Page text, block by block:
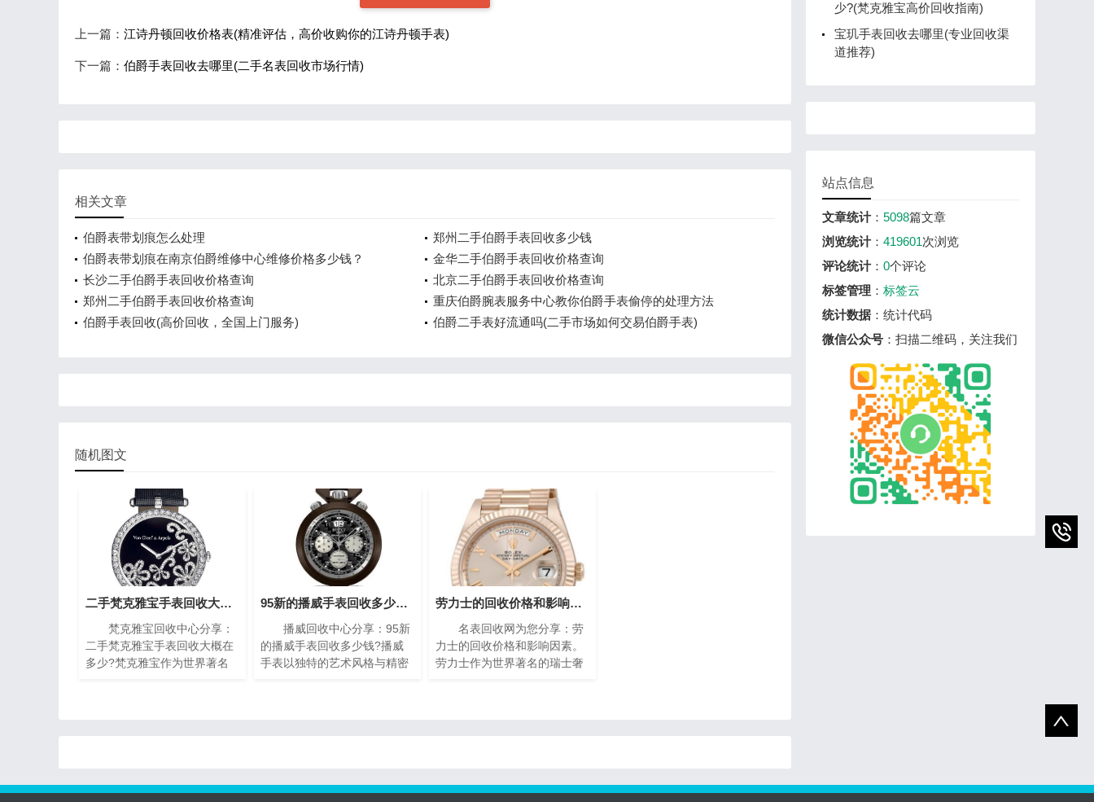
上一篇： 江诗丹顿回收价格表(精准评估，高价收购你的江诗丹顿手表)
下一篇： 伯爵手表回收去哪里(二手名表回收市场行情)
相关文章
伯爵表带划痕怎么处理
郑州二手伯爵手表回收多少钱
伯爵表带划痕在南京伯爵维修中心维修价格多少钱？
金华二手伯爵手表回收价格查询
长沙二手伯爵手表回收价格查询
北京二手伯爵手表回收价格查询
郑州二手伯爵手表回收价格查询
重庆伯爵腕表服务中心教你伯爵手表偷停的处理方法
伯爵手表回收(高价回收，全国上门服务)
伯爵二手表好流通吗(二手市场如何交易伯爵手表)
随机图文
二手梵克雅宝手表回收大概在多少?(梵克雅宝高价回收指南)
梵克雅宝回收中心分享：
二手梵克雅宝手表回收大概在
多少?梵克雅宝作为世界著名
指南，帮助您获取最高回收
95新的播威手表回收多少钱?(高价回收指南)
播威回收中心分享：95新
的播威手表回收多少钱?播威
手表以独特的艺术风格与精密
有一块95新的播威手表，你可
劳力士的回收价格和影响因素(影响劳力士回收价格的因素)
名表回收网为您分享：劳
力士的回收价格和影响因素。
劳力士作为世界著名的瑞士奢
少?(梵克雅宝高价回收指南)
宝玑手表回收去哪里(专业回收渠
道推荐)
站点信息
文章统计： 5098篇文章
浏览统计： 419601次浏览
评论统计： 0个评论
标签管理 ： 标签云
统计数据 ：统计代码
微信公众号 ：扫描二维码，关注我们